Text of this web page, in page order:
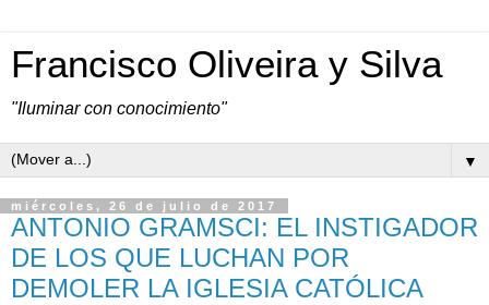
Francisco Oliveira y Silva
"Iluminar con conocimiento"
▼
miércoles, 26 de julio de 2017
ANTONIO GRAMSCI: EL INSTIGADOR
DE LOS QUE LUCHAN POR
DEMOLER LA IGLESIA CATÓLICA